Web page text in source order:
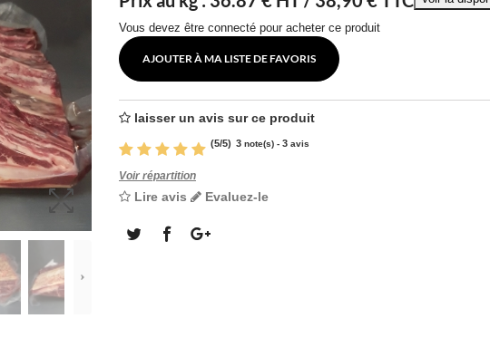
Vous devez être connecté pour acheter ce produit
AJOUTER À MA LISTE DE FAVORIS
laisser un avis sur ce produit
(5/5) 3note(s) - 3avis
Voir répartition
Lire avis Evaluez-le